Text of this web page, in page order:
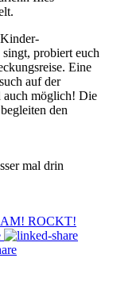
probiert euch
Eine
auf der
auch möglich! Die
den
mal drin
ROCKT!